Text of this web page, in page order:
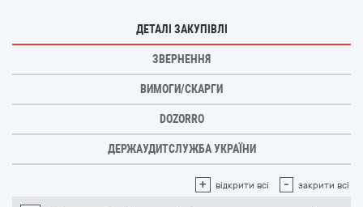
ДЕТАЛІ ЗАКУПІВЛІ
ЗВЕРНЕННЯ
ВИМОГИ/СКАРГИ
DOZORRO
ДЕРЖАУДИТСЛУЖБА УКРАЇНИ
+ відкрити всі - закрити всі